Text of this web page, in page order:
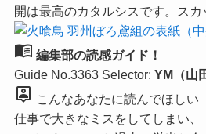
開は最高のカタルシスです。スカ
menu_book 編集部の読感ガイド！
Guide No.3363 Selector: YM（山
person_pin
こんなあなたに読んでほしい
仕事で大きなミスをしてしまい